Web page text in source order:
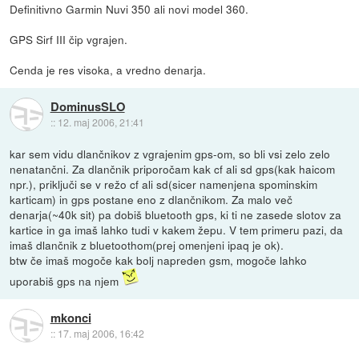
Definitivno Garmin Nuvi 350 ali novi model 360.
GPS Sirf III čip vgrajen.
Cenda je res visoka, a vredno denarja.
DominusSLO
:: 12. maj 2006, 21:41
kar sem vidu dlančnikov z vgrajenim gps-om, so bli vsi zelo zelo
nenatančni. Za dlančnik priporočam kak cf ali sd gps(kak haicom
npr.), priključi se v režo cf ali sd(sicer namenjena spominskim
karticam) in gps postane eno z dlančnikom. Za malo več
denarja(~40k sit) pa dobiš bluetooth gps, ki ti ne zasede slotov za
kartice in ga imaš lahko tudi v kakem žepu. V tem primeru pazi, da
imaš dlančnik z bluetoothom(prej omenjeni ipaq je ok).
btw če imaš mogoče kak bolj napreden gsm, mogoče lahko
uporabiš gps na njem
mkonci
:: 17. maj 2006, 16:42